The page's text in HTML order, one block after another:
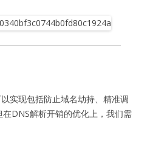
实现包括防止域名劫持、精准调
DNS解析开销的优化上，我们需